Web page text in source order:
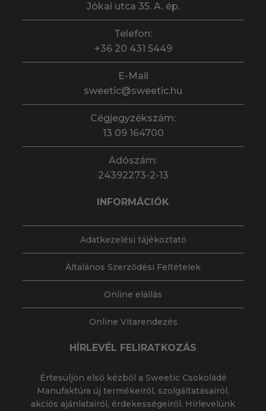
Jókai utca 35. A. ép.
Telefon:
+36 20 431 5449
E-Mail
sweetic@sweetic.hu
Cégjegyzékszám:
13 09 164700
Adószám:
24392273-2-13
INFORMÁCIÓK
Adatkezelési tájékoztató
Általános Szerződési Feltételek
Online elállás
Online Vitarendezés
HÍRLEVÉL FELIRATKOZÁS
Értesüljön első kézből a Sweetic Csokoládé
Manufaktúra új termékeiről, szolgáltatásairól,
akciós ajánlatairól, érdekességeiről. Hírlevelünk